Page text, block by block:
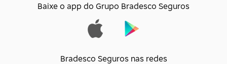
Baixe o app do Grupo Bradesco Seguros
Bradesco Seguros nas redes